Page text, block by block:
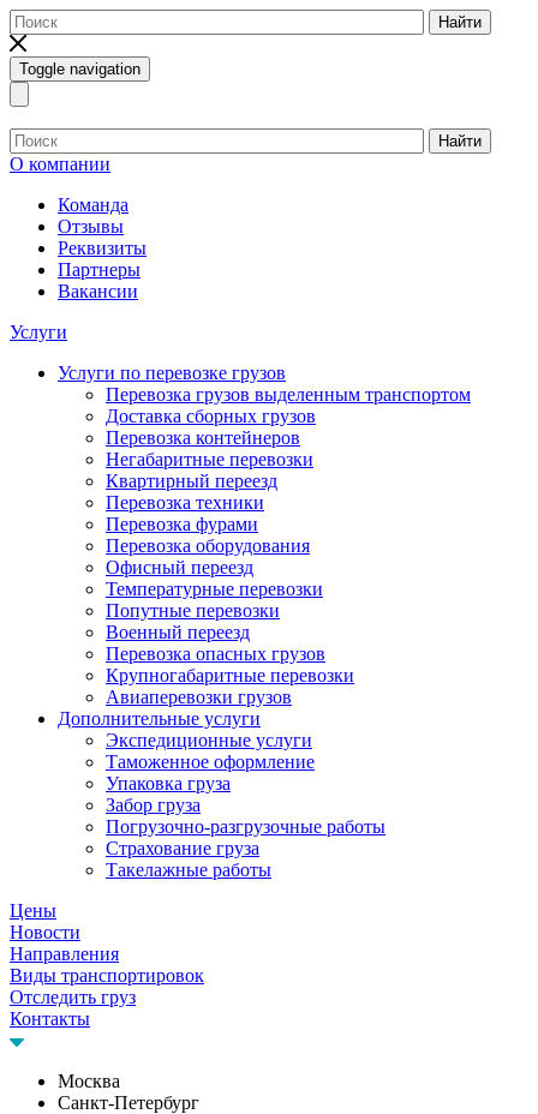
Найти
Toggle navigation
Найти
О компании
Команда
Отзывы
Реквизиты
Партнеры
Вакансии
Услуги
Услуги по перевозке грузов
Перевозка грузов выделенным транспортом
Доставка сборных грузов
Перевозка контейнеров
Негабаритные перевозки
Квартирный переезд
Перевозка техники
Перевозка фурами
Перевозка оборудования
Офисный переезд
Температурные перевозки
Попутные перевозки
Военный переезд
Перевозка опасных грузов
Крупногабаритные перевозки
Авиаперевозки грузов
Дополнительные услуги
Экспедиционные услуги
Таможенное оформление
Упаковка груза
Забор груза
Погрузочно-разгрузочные работы
Страхование груза
Такелажные работы
Цены
Новости
Направления
Виды транспортировок
Отследить груз
Контакты
Москва
Санкт-Петербург